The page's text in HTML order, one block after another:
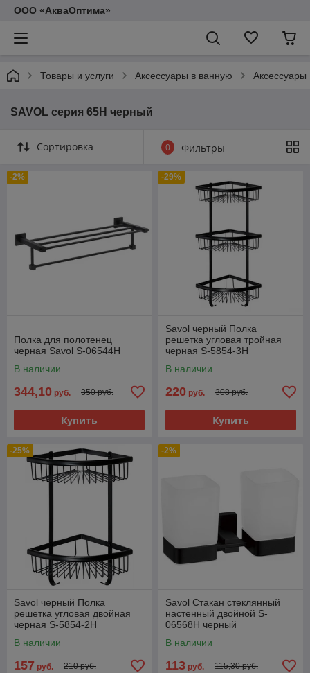
ООО «АкваОптима»
Товары и услуги Аксессуары в ванную Аксессуары
SAVOL серия 65H черный
Сортировка 0 Фильтры
-2%
Полка для полотенец
черная Savol S-06544H
В наличии
344,10 руб. 350 руб.
Купить
-29%
Savol черный Полка
решетка угловая тройная
черная S-5854-3H
В наличии
220 руб. 308 руб.
Купить
-25%
Savol черный Полка
решетка угловая двойная
черная S-5854-2H
В наличии
157 руб. 210 руб.
-2%
Savol Стакан стеклянный
настенный двойной S-
06568H черный
В наличии
113 руб. 115,30 руб.